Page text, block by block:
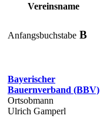
Vereinsname
Anfangsbuchstabe B
Bayerischer
Bauernverband (BBV)
Ortsobmann
Ulrich Gamperl